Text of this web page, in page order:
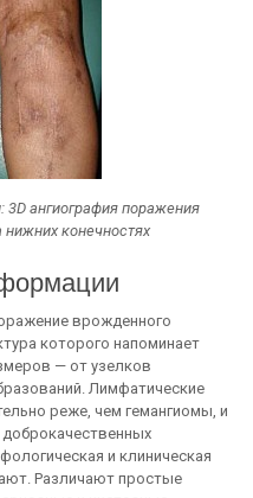
ангиография поражения
нижних конечностях
врожденного
которого напоминает
— от узелков
Лимфатические
реже, чем гемангиомы, и
и клиническая
Различают простые